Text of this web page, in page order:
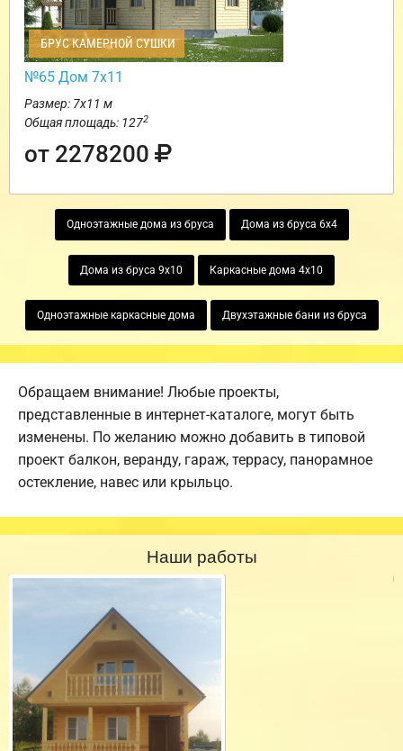
БРУС КАМЕРНОЙ СУШКИ
№65 Дом 7х11
Размер: 7х11 м
Общая площадь: 1272
от 2278200
Одноэтажные дома из бруса Дома из бруса 6х4
Дома из бруса 9х10 Каркасные дома 4х10
Одноэтажные каркасные дома Двухэтажные бани из бруса
Обращаем внимание! Любые проекты,
представленные в интернет-каталоге, могут быть
изменены. По желанию можно добавить в типовой
проект балкон, веранду, гараж, террасу, панорамное
остекление, навес или крыльцо.
Наши работы